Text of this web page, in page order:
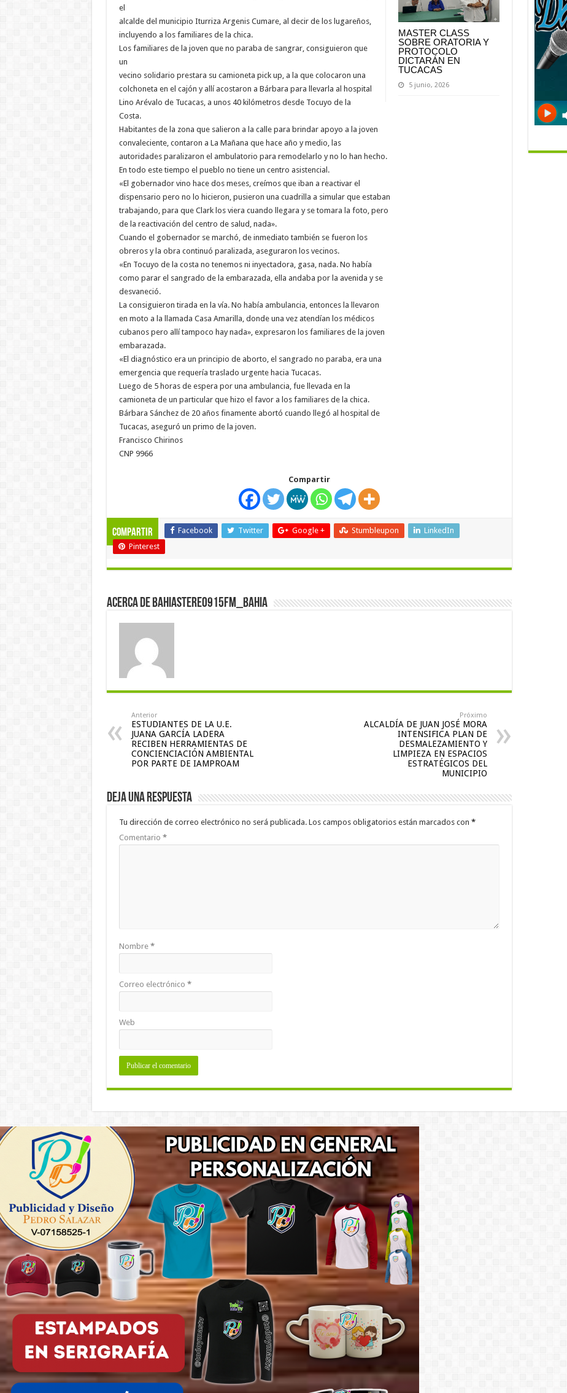
MASTER CLASS
SOBRE ORATORIA Y
PROTOCOLO
DICTARÁN EN
TUCACAS
5 junio, 2026
el
alcalde del municipio Iturriza Argenis Cumare, al decir de los lugareños,
incluyendo a los familiares de la chica.
Los familiares de la joven que no paraba de sangrar, consiguieron que
un
vecino solidario prestara su camioneta pick up, a la que colocaron una
colchoneta en el cajón y allí acostaron a Bárbara para llevarla al hospital
Lino Arévalo de Tucacas, a unos 40 kilómetros desde Tocuyo de la
Costa.
Habitantes de la zona que salieron a la calle para brindar apoyo a la joven
convaleciente, contaron a La Mañana que hace año y medio, las
autoridades paralizaron el ambulatorio para remodelarlo y no lo han hecho.
En todo este tiempo el pueblo no tiene un centro asistencial.
«El gobernador vino hace dos meses, creímos que iban a reactivar el
dispensario pero no lo hicieron, pusieron una cuadrilla a simular que estaban
trabajando, para que Clark los viera cuando llegara y se tomara la foto, pero
de la reactivación del centro de salud, nada».
Cuando el gobernador se marchó, de inmediato también se fueron los
obreros y la obra continuó paralizada, aseguraron los vecinos.
«En Tocuyo de la costa no tenemos ni inyectadora, gasa, nada. No había
como parar el sangrado de la embarazada, ella andaba por la avenida y se
desvaneció.
La consiguieron tirada en la vía. No había ambulancia, entonces la llevaron
en moto a la llamada Casa Amarilla, donde una vez atendían los médicos
cubanos pero allí tampoco hay nada», expresaron los familiares de la joven
embarazada.
«El diagnóstico era un principio de aborto, el sangrado no paraba, era una
emergencia que requería traslado urgente hacia Tucacas.
Luego de 5 horas de espera por una ambulancia, fue llevada en la
camioneta de un particular que hizo el favor a los familiares de la chica.
Bárbara Sánchez de 20 años finamente abortó cuando llegó al hospital de
Tucacas, aseguró un primo de la joven.
Francisco Chirinos
CNP 9966
Compartir
Compartir Facebook Twitter Google + Stumbleupon
LinkedIn
Pinterest
Acerca de bahiastereo915fm_bahia
Anterior
ESTUDIANTES DE LA U.E.
JUANA GARCÍA LADERA
RECIBEN HERRAMIENTAS DE
CONCIENCIACIÓN AMBIENTAL
POR PARTE DE IAMPROAM
Próximo
ALCALDÍA DE JUAN JOSÉ MORA
INTENSIFICA PLAN DE
DESMALEZAMIENTO Y
LIMPIEZA EN ESPACIOS
ESTRATÉGICOS DEL
MUNICIPIO
Deja una respuesta
Tu dirección de correo electrónico no será publicada. Los campos obligatorios están marcados con *
Comentario *
Nombre *
Correo electrónico *
Web